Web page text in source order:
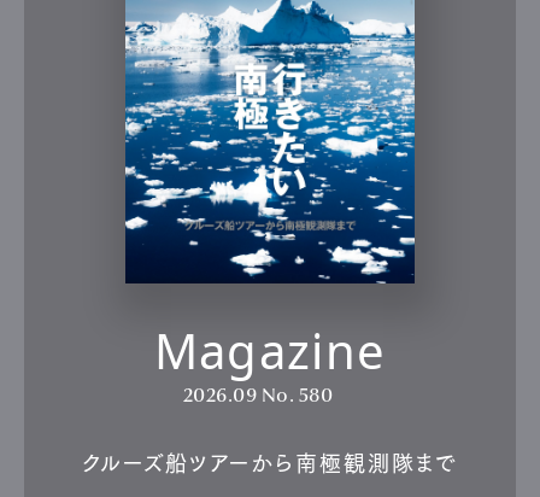
Magazine
2026.09 No. 580
クルーズ船ツアーから南極観測隊まで